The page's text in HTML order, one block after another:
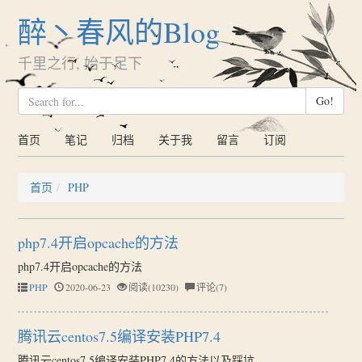
醉丶春风的Blog
千里之行, 始于足下
Go!
首页 笔记 归档 关于我 留言 订阅
首页 PHP
php7.4开启opcache的方法
php7.4开启opcache的方法
PHP 2020-06-23 阅读(10230) 评论(7)
腾讯云centos7.5编译安装PHP7.4